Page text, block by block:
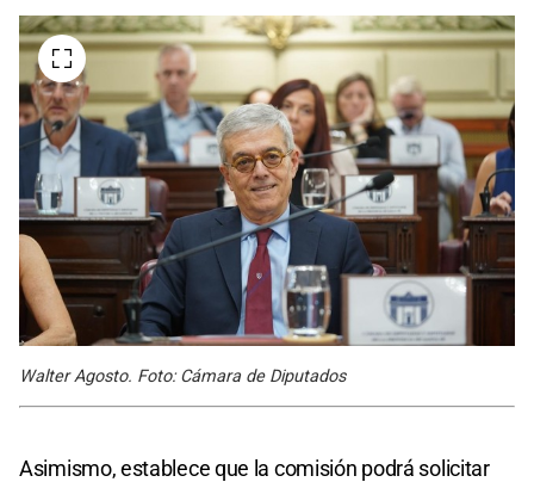
Walter Agosto. Foto: Cámara de Diputados
Asimismo, establece que la comisión podrá solicitar